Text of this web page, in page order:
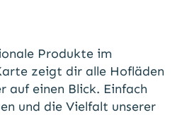
Produkte im
zeigt dir alle Hofläden
auf einen Blick. Einfach
und die Vielfalt unserer